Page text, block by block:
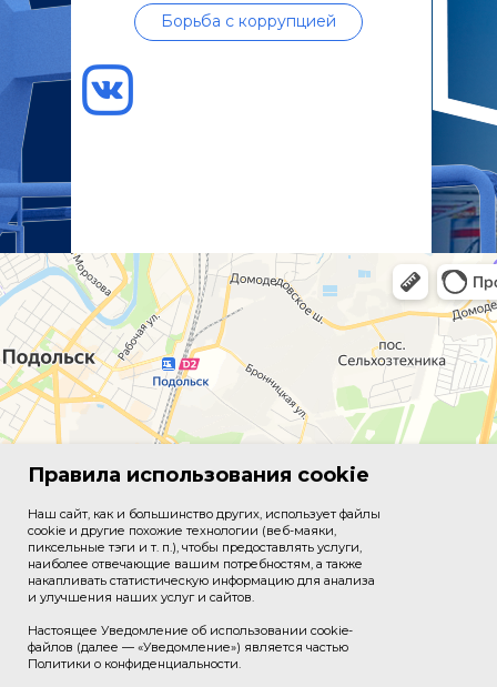
Борьба с коррупцией
Правила использования cookie
Наш сайт, как и большинство других, использует файлы
cookie и другие похожие технологии (веб-маяки,
пиксельные тэги и т. п.), чтобы предоставлять услуги,
наиболее отвечающие вашим потребностям, а также
накапливать статистическую информацию для анализа
и улучшения наших услуг и сайтов.
Настоящее Уведомление об использовании cookie-
файлов (далее — «Уведомление») является частью
Политики о конфиденциальности.